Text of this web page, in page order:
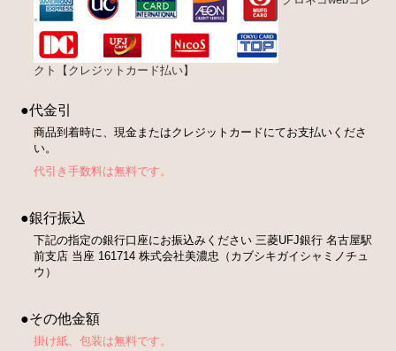
クト【クレジットカード払い】
●代金引
商品到着時に、現金またはクレジットカードにてお支払いくださ
い。
代引き手数料は無料です。
●銀行振込
下記の指定の銀行口座にお振込みください 三菱UFJ銀行 名古屋駅
前支店 当座 161714 株式会社美濃忠（カブシキガイシャミノチュ
ウ）
●その他金額
掛け紙、包装は無料です。